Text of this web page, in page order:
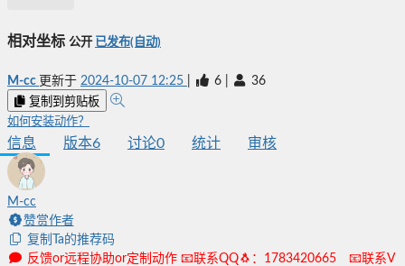
相对坐标 公开 已发布(自动)
M-cc 更新于 2024-10-07 12:25 6 36
复制到剪贴板
如何安装动作？
信息 版本6 讨论0 统计 审核
M-cc
赞赏作者
复制Ta的推荐码
反馈or远程协助or定制动作 📧联系QQ🐧：1783420665 📧联系V